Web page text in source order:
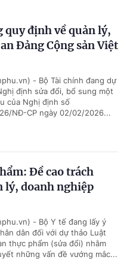
quy định về quản lý,
Đảng Cộng sản Việt
- Bộ Tài chính đang dự
định sửa đổi, bổ sung một
của Nghị định số
NĐ-CP ngày 02/02/2026...
Đề cao trách
lý, doanh nghiệp
- Bộ Y tế đang lấy ý
dân đối với dự thảo Luật
thực phẩm (sửa đổi) nhằm
những vấn đề vướng mắc...